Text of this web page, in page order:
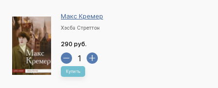
Макс Кремер
Хэсба Стреттон
290 руб.
Купить